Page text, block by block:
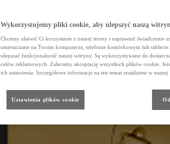
Wykorzystujemy pliki cookie, aby ulepszyć naszą
Chcemy ułatwić Ci korzystanie z naszej strony i usprawnić świadczenie
umieszczane na Twoim komputerze, telefonie komórkowym lub
ulepszać funkcjonalność naszej witryny. Są wykorzystywane do
celów reklamowych. Zalecamy akceptację wszystkich plików cookie.
ich ustawienia. Szczegółowe informacje na ten temat znajdziesz w naszej
Ustawienia plików cookie